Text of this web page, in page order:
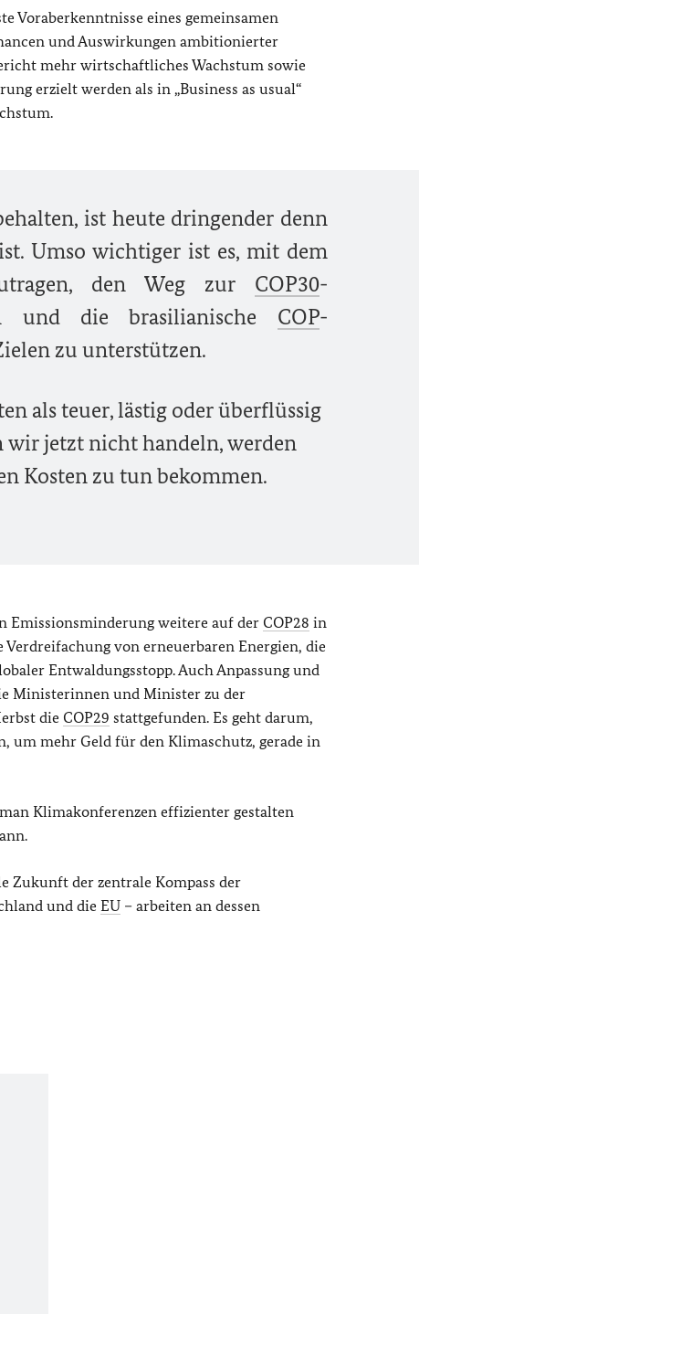
Voraberkenntnisse eines gemeinsamen
und Auswirkungen ambitionierter
mehr wirtschaftliches Wachstum sowie
erzielt werden als in „Business as usual“
ist heute dringender denn
Umso wichtiger ist es, mit dem
den Weg zur COP30-
und die brasilianische COP-
zu unterstützen.
als teuer, lästig oder überflüssig
jetzt nicht handeln, werden
Kosten zu tun bekommen.
Emissionsminderung weitere auf der COP28 in
von erneuerbaren Energien, die
Entwaldungsstopp. Auch Anpassung und
Ministerinnen und Minister zu der
die COP29 stattgefunden. Es geht darum,
um mehr Geld für den Klimaschutz, gerade in
Klimakonferenzen effizienter gestalten
Zukunft der zentrale Kompass der
und die EU – arbeiten an dessen